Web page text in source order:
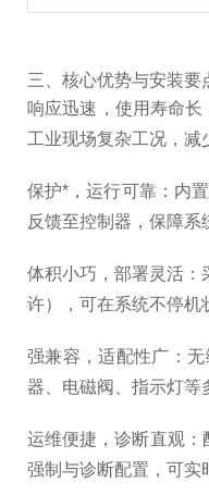
三、核心优势与安装要
响应迅速，使用寿命
工业现场复杂工况，减
保护*，运行可靠：内
反馈至控制器，保障
体积小巧，部署灵活：
许），可在系统不停机
强兼容，适配性广：
器、电磁阀、指示灯等
运维便捷，诊断直观
强制与诊断配置，可实